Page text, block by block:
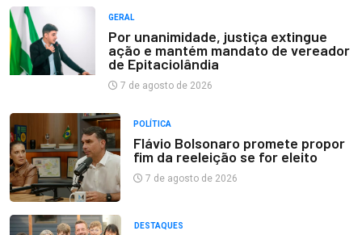
GERAL
Por unanimidade, justiça extingue
ação e mantém mandato de vereador
de Epitaciolândia
7 de agosto de 2026
POLÍTICA
Flávio Bolsonaro promete propor
fim da reeleição se for eleito
7 de agosto de 2026
DESTAQUES